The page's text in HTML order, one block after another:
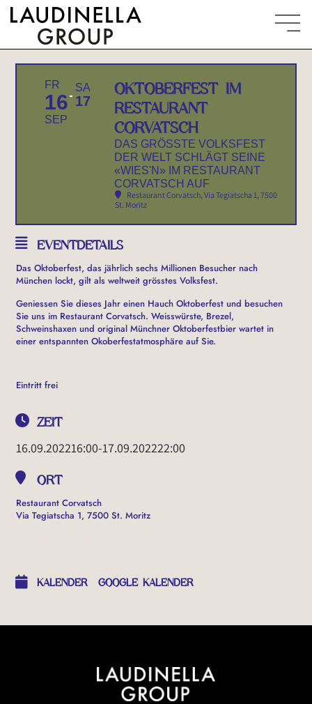
FR
16
SEP
SA
17
OKTOBERFEST IM
RESTAURANT
CORVATSCH
DAS GRÖSSTE VOLKSFEST
DER WELT SCHLÄGT SEINE
«WIES'N» IM RESTAURANT
CORVATSCH AUF
Restaurant Corvatsch, Via Tegiatscha 1, 7500
St. Moritz
EVENTDETAILS
Das Oktoberfest, das jährlich sechs Millionen Besucher nach
München lockt, gilt als weltweit grösstes Volksfest.
Geniessen Sie dieses Jahr einen Hauch Oktoberfest und besuchen
Sie uns im Restaurant Corvatsch. Weisswürste, Brezel,
Schweinshaxen und original Münchner Oktoberfestbier wartet in
einer entspannten Okoberfestatmosphäre auf Sie.
Eintritt frei
ZEIT
16.09.202216:00-17.09.202222:00
ORT
Restaurant Corvatsch
Via Tegiatscha 1, 7500 St. Moritz
KALENDER GOOGLE KALENDER